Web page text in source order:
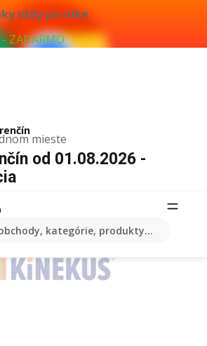
vždy po ruke
ZADARMO
mieste
kategórie, produkty...
od 01.08.2026 -